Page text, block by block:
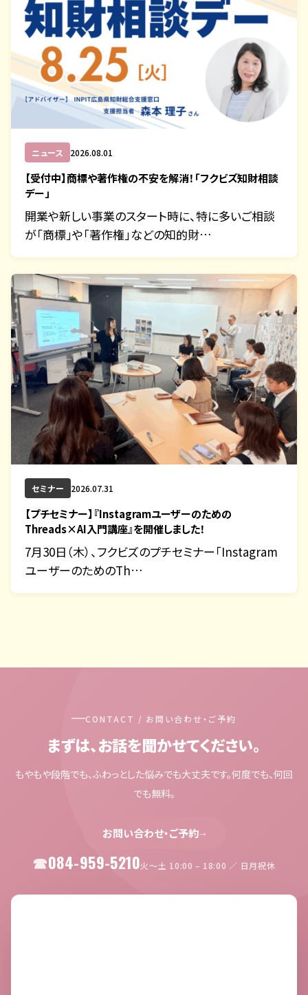
ニュース 2026.08.01
【受付中】商標や著作権の不安を解消！「フクビズ知財相談
デー」
開業や新しい事業のスタート時に、特に多いご相談
が「商標」や「著作権」などの知的財…
セミナー 2026.07.31
【プチセミナー】『Instagramユーザーのための
Threads×AI入門講座』を開催しました！
7月30日（木）、フクビズのプチセミナー「Instagram
ユーザーのためのTh…
CONTACT / お問い合わせ・ご予約
まずは、お話を聞かせてください。
もやもや段階でも、ふわっとした悩みでも大丈夫です。何度でも、何回
でも無料。
お問い合わせ・ご予約→
084-959-5210火〜土 10:00 – 18:00 ／ 日月祝休